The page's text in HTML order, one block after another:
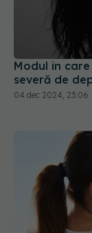
Modul în
severă de
04 dec 2024, 23:06